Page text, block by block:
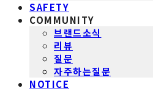
SAFETY
COMMUNITY
브랜드소식
리뷰
질문
자주하는질문
NOTICE